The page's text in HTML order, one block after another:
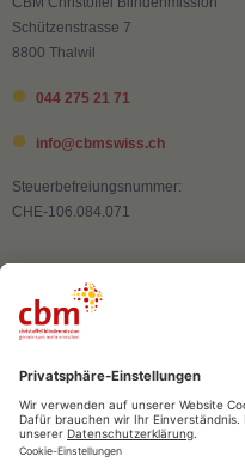
Schützenstrasse 7
8800 Thalwil
044 275 21 71
info@cbmswiss.ch
Steuerbefreiungsnummer:
CHE-106.084.071
CBMvertrauen